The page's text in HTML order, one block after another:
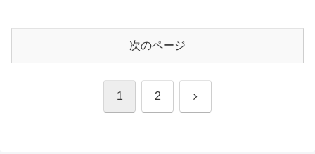
次のページ
1 2 次